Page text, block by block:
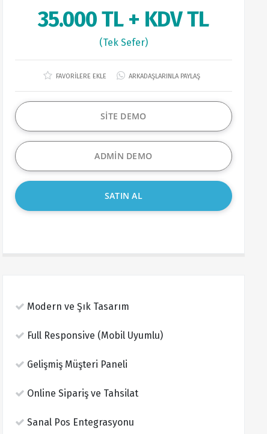
35.000 TL + KDV TL
(Tek Sefer)
FAVORİLERE EKLE ARKADAŞLARINLA PAYLAŞ
SİTE DEMO
ADMİN DEMO
SATIN AL
Modern ve Şık Tasarım
Full Responsive (Mobil Uyumlu)
Gelişmiş Müşteri Paneli
Online Sipariş ve Tahsilat
Sanal Pos Entegrasyonu